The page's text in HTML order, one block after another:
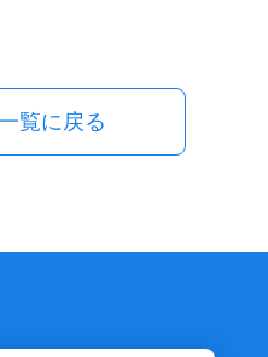
覧に戻る